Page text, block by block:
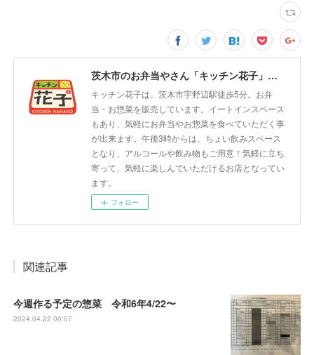
茨木市のお弁当やさん「キッチン花子」ちょい飲みスペース「サウス」
キッチン花子は、茨木市宇野辺駅徒歩5分。お弁
当・お惣菜を販売しています。イートインスペース
もあり、気軽にお弁当やお惣菜を食べていただく事
が出来ます。午後3時からは、ちょい飲みスペース
となり、アルコールや飲み物もご用意！気軽に立ち
寄って、気軽に楽しんでいただけるお店となってい
ます。
フォロー
関連記事
今週作る予定の惣菜 令和6年4/22〜
2024.04.22 00:07